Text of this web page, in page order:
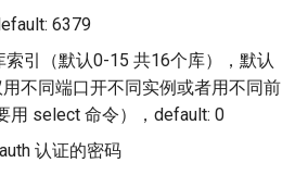
6379
索引（默认0-15 共16个库），默认
不同端口开不同实例或者用不同前
用 select 命令），default: 0
认证的密码